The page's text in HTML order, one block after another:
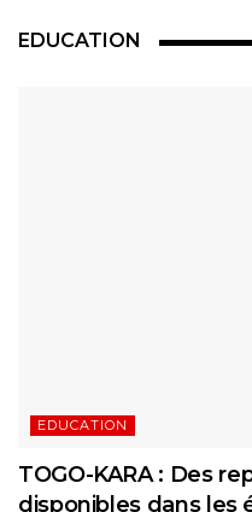
EDUCATION
EDUCATION
TOGO-KARA : Des
disponibles dans les